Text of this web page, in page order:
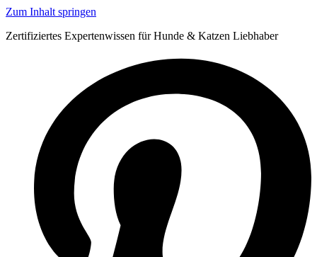
Zum Inhalt springen
Zertifiziertes Expertenwissen für Hunde & Katzen Liebhaber